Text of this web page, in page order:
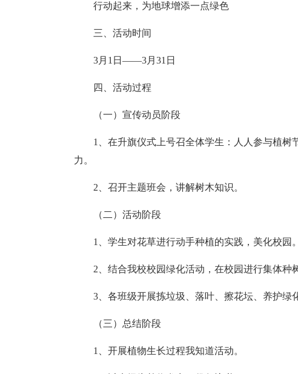
行动起来，为地球增添一点绿色
三、活动时间
3月1日——3月31日
四、活动过程
（一）宣传动员阶段
1、在升旗仪式上号召全体学生：人人参与植
力。
2、召开主题班会，讲解树木知识。
（二）活动阶段
1、学生对花草进行动手种植的实践，美化校园。
2、结合我校校园绿化活动，在校园进行集体种
3、各班级开展拣垃圾、落叶、擦花坛、养护绿
（三）总结阶段
1、开展植物生长过程我知道活动。